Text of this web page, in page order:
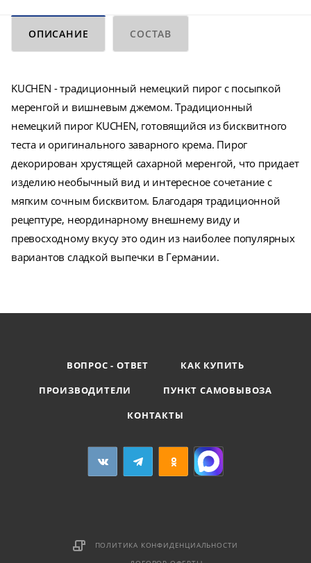
ОПИСАНИЕ СОСТАВ
KUCHEN - традиционный немецкий пирог с посыпкой
меренгой и вишневым джемом. Традиционный
немецкий пирог KUCHEN, готовящийся из бисквитного
теста и оригинального заварного крема. Пирог
декорирован хрустящей сахарной меренгой, что придает
изделию необычный вид и интересное сочетание с
мягким сочным бисквитом. Благодаря традиционной
рецептуре, неординарному внешнему виду и
превосходному вкусу это один из наиболее популярных
вариантов сладкой выпечки в Германии.
ВОПРОС - ОТВЕТ
КАК КУПИТЬ
ПРОИЗВОДИТЕЛИ
ПУНКТ САМОВЫВОЗА
КОНТАКТЫ
ПОЛИТИКА КОНФИДЕНЦИАЛЬНОСТИ